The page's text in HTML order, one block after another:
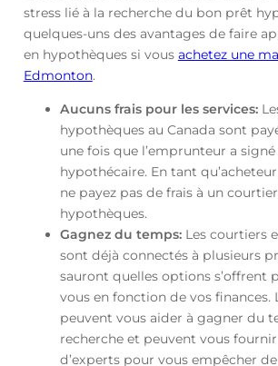
stress lié à la recherche du bon prêt
quelques-uns des avantages de faire
en hypothèques si vous achetez une
Edmonton.
Aucuns frais pour les services:
hypothèques au Canada sont
une fois que l’emprunteur a
hypothécaire. En tant
ne payez pas de frais à un
hypothèques.
Gagnez du temps:Les courtiers
sont déjà connectés à plusieurs
sauront quelles options s’offrent
vous en fonction de vos finances.
peuvent vous aider à gagner du
recherche et peuvent vous
d’experts pour vous empêcher